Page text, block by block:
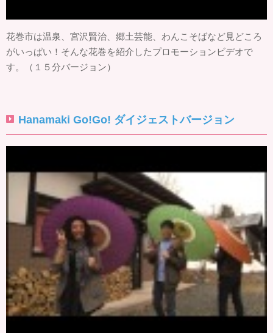
花巻市は温泉、宮沢賢治、郷土芸能、わんこそばなど見どころ
がいっぱい！そんな花巻を紹介したプロモーションビデオで
す。（１５分バージョン）
Hanamaki Go!Go! ダイジェストバージョン